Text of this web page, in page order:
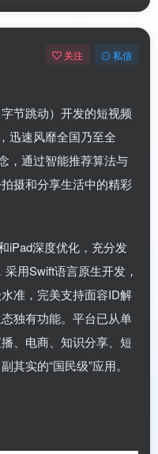
关注 私信
节跳动）开发的短视频
迅速风靡全国乃至全
，通过智能推荐算法与
摄和分享生活中的精彩
iPad深度优化，充分发
用Swift语言原生开发，
准，完美支持面容ID解
独有功能。平台已从单
、电商、知识分享、短
其实的“国民级”应用。